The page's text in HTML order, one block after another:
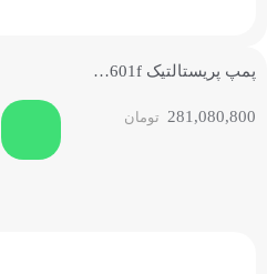
پمپ پریستالتیک BT601f لیدفلوید
تومان 281,080,800